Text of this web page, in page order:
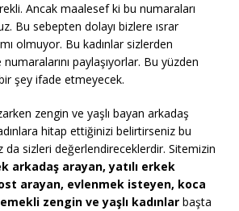
Ancak maalesef ki bu numaraları
Bu sebepten dolayı bizlere ısrar
olmuyor. Bu kadınlar sizlerden
paylaşıyorlar. Bu yüzden
şey ifade etmeyecek.
zengin ve yaşlı bayan arkadaş
hitap ettiğinizi belirtirseniz bu
da sizleri değerlendireceklerdir. Sitemizin
arkadaş arayan, yatılı erkek
arayan, evlenmek isteyen, koca
zengin ve yaşlı kadınlar başta